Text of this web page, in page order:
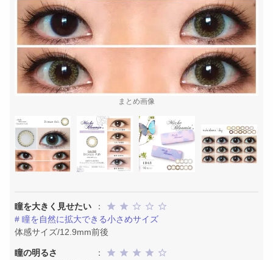
まとめ画像
瞳を大きく見せたい
：
# 瞳を自然に拡大できる小さめサイズ
体感サイズ/12.9mm前後
瞳の明るさ
：